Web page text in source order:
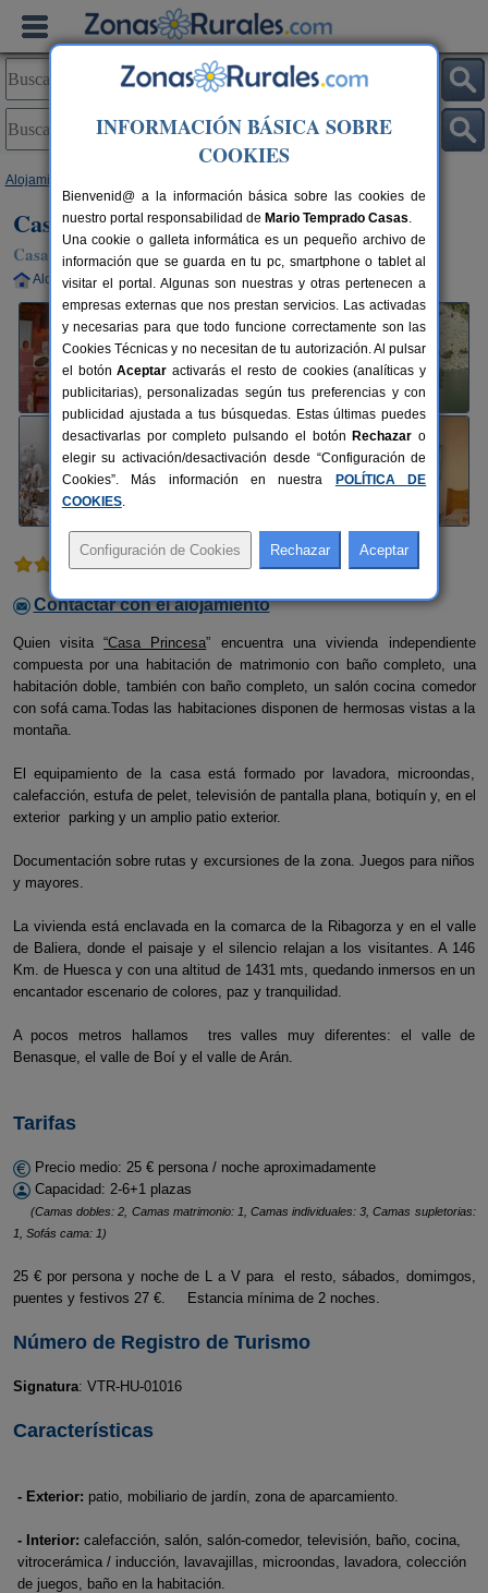
Alojamientos
Casa Princesa
Casa Rural en Llagunas / Laspaúles (Huesca)
Alquiler completo 2-6+1 plazas 146 km de Huesca
3 comentarios
Contactar con el alojamiento
Quien visita“Casa Princesa” encuentra una vivienda independiente
compuesta por una habitación de matrimonio con baño completo, una
habitación doble, también con baño completo, un salón cocina comedor
con sofá cama.Todas las habitaciones disponen de hermosas vistas a la
montaña.
El equipamiento de la casa está formado por lavadora, microondas,
calefacción, estufa de pelet, televisión de pantalla plana, botiquín y, en el
exterior parking y un amplio patio exterior.
Documentación sobre rutas y excursiones de la zona. Juegos para niños
y mayores.
La vivienda está enclavada en la comarca de la Ribagorza y en el valle
de Baliera, donde el paisaje y el silencio relajan a los visitantes. A 146
Km. de Huesca y con una altitud de 1431 mts, quedando inmersos en un
encantador escenario de colores, paz y tranquilidad.
A pocos metros hallamos tres valles muy diferentes: el valle de
Benasque, el valle de Boí y el valle de Arán.
Tarifas
Precio medio: 25 € persona / noche aproximadamente
Capacidad: 2-6+1 plazas
(Camas dobles: 2, Camas matrimonio: 1, Camas individuales: 3, Camas supletorias:
1, Sofás cama: 1)
25 € por persona y noche de L a V para el resto, sábados, domimgos,
puentes y festivos 27 €. Estancia mínima de 2 noches.
Número de Registro de Turismo
Signatura: VTR-HU-01016
Características
- Exterior: patio, mobiliario de jardín, zona de aparcamiento.
- Interior: calefacción, salón, salón-comedor, televisión, baño, cocina,
vitrocerámica / inducción, lavavajillas, microondas, lavadora, colección
de juegos, baño en la habitación.
INFORMACIÓN BÁSICA SOBRE
COOKIES
Bienvenid@ a la información básica sobre las cookies de
nuestro portal responsabilidad de Mario Temprado Casas.
Una cookie o galleta informática es un pequeño archivo de
información que se guarda en tu pc, smartphone o tablet al
visitar el portal. Algunas son nuestras y otras pertenecen a
empresas externas que nos prestan servicios. Las activadas
y necesarias para que todo funcione correctamente son las
Cookies Técnicas y no necesitan de tu autorización. Al pulsar
el botónAceptar activarás el resto de cookies (analíticas y
publicitarias), personalizadas según tus preferencias y con
publicidad ajustada a tus búsquedas. Estas últimas puedes
desactivarlas por completo pulsando el botón Rechazar o
elegir su activación/desactivación desde “Configuración de
Cookies”. Más información en nuestra
POLÍTICA DE
COOKIES.